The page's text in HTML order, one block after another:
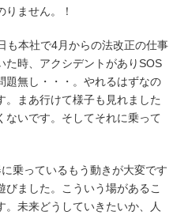
ません。！
も本社で4月からの法改正の仕事
た時、アクシデントがありSOS
題無し・・・。やれるはずなの
まあ行けて様子も見れました
ないです。そしてそれに乗って
乗っているもう動きが大変です
ました。こういう場があるこ
未来どうしていきたいか、人